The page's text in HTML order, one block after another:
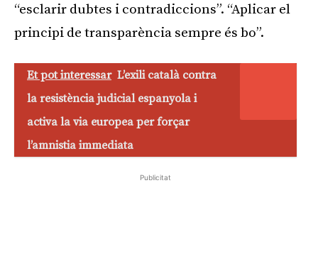
“esclarir dubtes i contradiccions”. “Aplicar el
principi de transparència sempre és bo”.
Et pot interessar L’exili català contra
la resistència judicial espanyola i
activa la via europea per forçar
l’amnistia immediata
Publicitat